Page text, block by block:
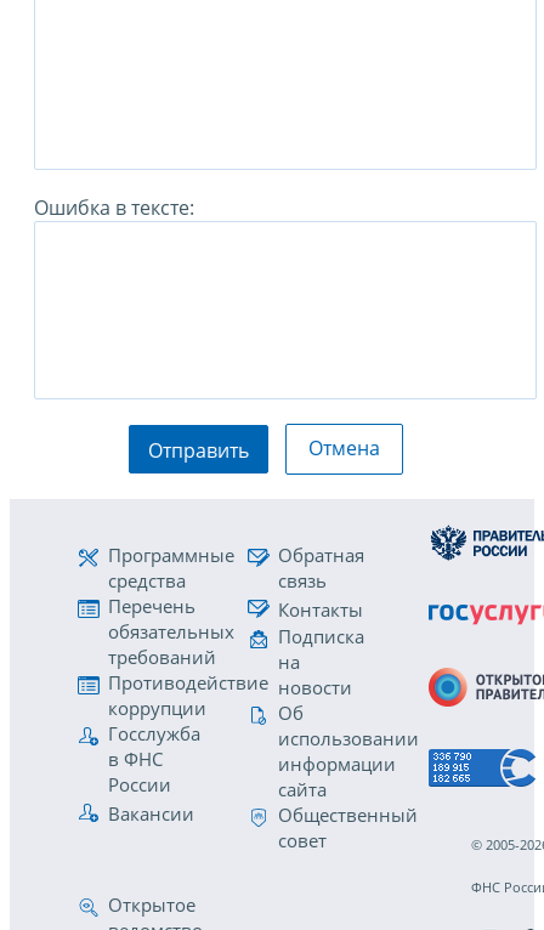
Ошибка в тексте:
Отправить Отмена
Программные
средства
Перечень
обязательных
требований
Противодействие
коррупции
Госслужба
в ФНС
России
Вакансии
Обратная
связь
Контакты
Подписка
на
новости
Об
использовании
информации
сайта
Общественный
совет
Открытое
© 2005-
ФНС